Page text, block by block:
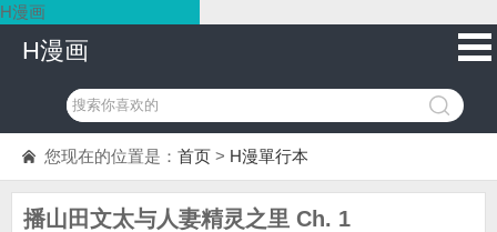
H漫画
H漫画
您现在的位置是： 首页 > H漫單行本
播山田文太与人妻精灵之里 Ch. 1